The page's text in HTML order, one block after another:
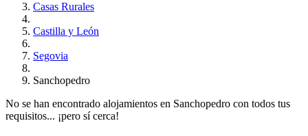
Casas Rurales
Castilla y León
Segovia
Sanchopedro
No se han encontrado alojamientos en Sanchopedro con todos tus
requisitos... ¡pero sí cerca!